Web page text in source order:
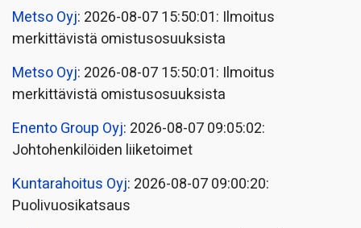
Metso Oyj: 2026-08-07 15:50:01: Ilmoitus
merkittävistä omistusosuuksista
Metso Oyj: 2026-08-07 15:50:01: Ilmoitus
merkittävistä omistusosuuksista
Enento Group Oyj: 2026-08-07 09:05:02:
Johtohenkilöiden liiketoimet
Kuntarahoitus Oyj: 2026-08-07 09:00:20:
Puolivuosikatsaus